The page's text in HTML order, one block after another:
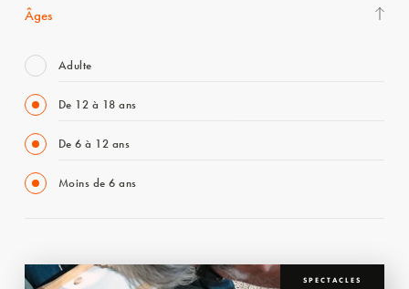
Âges
Adulte
De 12 à 18 ans
De 6 à 12 ans
Moins de 6 ans
SPECTACLES